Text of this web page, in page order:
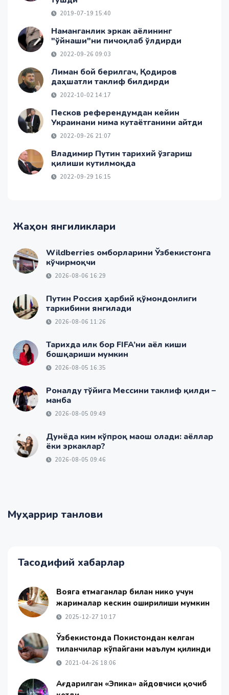
2019-07-19 15:40
Наманганлик эркак аёлининг
"ўйнаши"ни пичоқлаб ўлдирди
2022-09-26 09:03
Лиман бой берилгач, Қодиров
даҳшатли таклиф билдирди
2022-10-02 14:17
Песков референдумдан кейин
Украинани нима кутаётганини айтди
2022-09-26 21:07
Владимир Путин тарихий ўзгариш
қилиши кутилмоқда
2022-09-29 16:15
Жаҳон янгиликлари
Wildberries омборларини Ўзбекистонга
кўчирмоқчи
2026-08-06 16:29
Путин Россия ҳарбий қўмондонлиги
таркибини янгилади
2026-08-06 11:26
Тарихда илк бор FIFA’ни аёл киши
бошқариши мумкин
2026-08-05 16:35
Роналду тўйига Мессини таклиф қилди –
манба
2026-08-05 09:49
Дунёда ким кўпроқ маош олади: аёллар
ёки эркаклар?
2026-08-05 09:46
Муҳаррир танлови
Тасодифий хабарлар
Вояга етмаганлар билан никоҳ учун
жарималар кескин оширилиши мумкин
2025-12-27 10:17
Ўзбекистонда Покистондан келган
тиланчилар кўпайгани маълум қилинди
2021-04-26 18:06
Ағдарилган «Эпика» ҳайдовчиси қочиб